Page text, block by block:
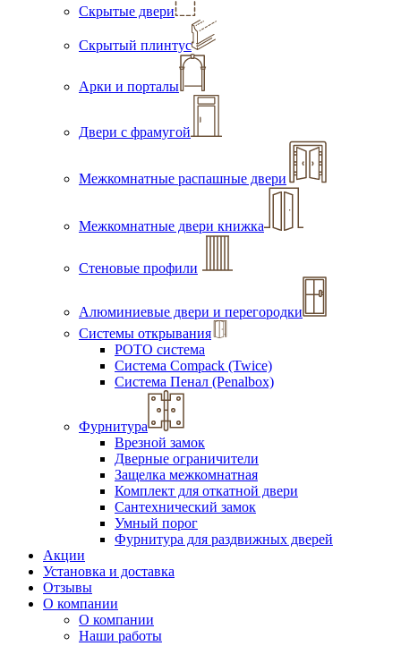
Скрытые двери
Скрытый плинтус
Арки и порталы
Двери с фрамугой
Межкомнатные распашные двери
Межкомнатные двери книжка
Стеновые профили
Алюминиевые двери и перегородки
Системы открывания
РОТО система
Система Compack (Twice)
Система Пенал (Penalbox)
Фурнитура
Врезной замок
Дверные ограничители
Защелка межкомнатная
Комплект для откатной двери
Сантехнический замок
Умный порог
Фурнитура для раздвижных дверей
Акции
Установка и доставка
Отзывы
О компании
О компании
Наши работы